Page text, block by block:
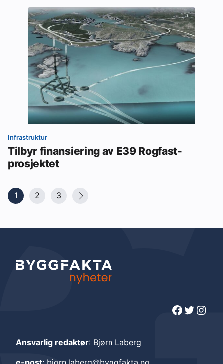
Infrastruktur
Tilbyr finansiering av E39 Rogfast-
prosjektet
1 2 3
Facebook Twitter Instagram
Ansvarlig redaktør: Bjørn Laberg